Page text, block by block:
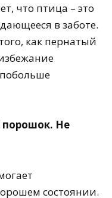
что птица – это
в заботе.
как пернатый
порошок. Не
состоянии.